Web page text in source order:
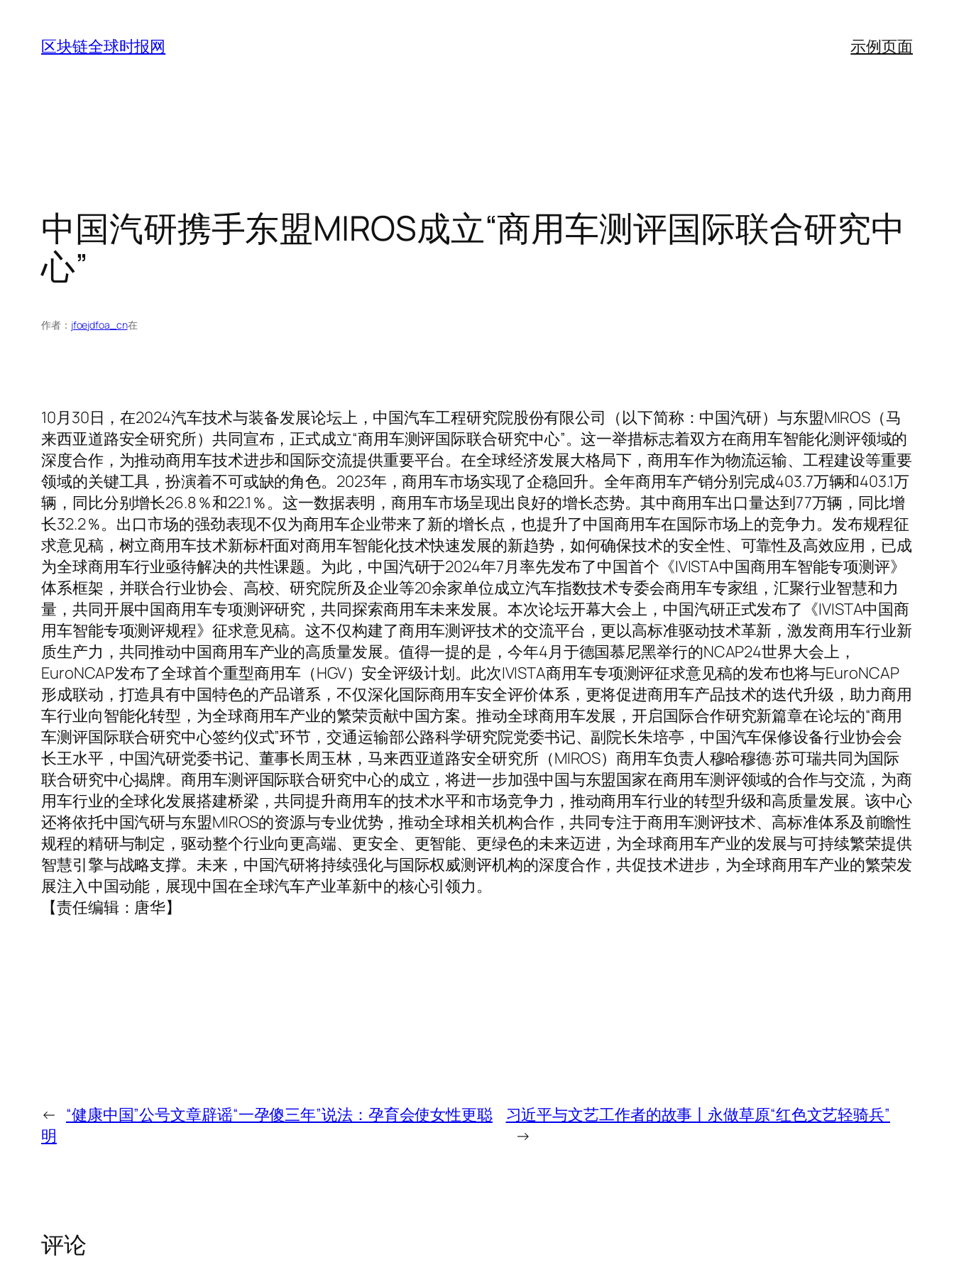
区块链全球时报网 示例页面
中国汽研携手东盟MIROS成立“商用车测评国际联合研究中
心”
作者： jfoejdfoa_cn在
10月30日，在2024汽车技术与装备发展论坛上，中国汽车工程研究院股份有限公司（以下简称：中国汽研）与东盟MIROS（马
来西亚道路安全研究所）共同宣布，正式成立“商用车测评国际联合研究中心”。这一举措标志着双方在商用车智能化测评领域的
深度合作，为推动商用车技术进步和国际交流提供重要平台。在全球经济发展大格局下，商用车作为物流运输、工程建设等重要
领域的关键工具，扮演着不可或缺的角色。2023年，商用车市场实现了企稳回升。全年商用车产销分别完成403.7万辆和403.1万
辆，同比分别增长26.8％和22.1％。这一数据表明，商用车市场呈现出良好的增长态势。其中商用车出口量达到77万辆，同比增
长32.2％。出口市场的强劲表现不仅为商用车企业带来了新的增长点，也提升了中国商用车在国际市场上的竞争力。发布规程征
求意见稿，树立商用车技术新标杆面对商用车智能化技术快速发展的新趋势，如何确保技术的安全性、可靠性及高效应用，已成
为全球商用车行业亟待解决的共性课题。为此，中国汽研于2024年7月率先发布了中国首个《IVISTA中国商用车智能专项测评》
体系框架，并联合行业协会、高校、研究院所及企业等20余家单位成立汽车指数技术专委会商用车专家组，汇聚行业智慧和力
量，共同开展中国商用车专项测评研究，共同探索商用车未来发展。本次论坛开幕大会上，中国汽研正式发布了《IVISTA中国商
用车智能专项测评规程》征求意见稿。这不仅构建了商用车测评技术的交流平台，更以高标准驱动技术革新，激发商用车行业新
质生产力，共同推动中国商用车产业的高质量发展。值得一提的是，今年4月于德国慕尼黑举行的NCAP24世界大会上，
EuroNCAP发布了全球首个重型商用车（HGV）安全评级计划。此次IVISTA商用车专项测评征求意见稿的发布也将与EuroNCAP
形成联动，打造具有中国特色的产品谱系，不仅深化国际商用车安全评价体系，更将促进商用车产品技术的迭代升级，助力商用
车行业向智能化转型，为全球商用车产业的繁荣贡献中国方案。推动全球商用车发展，开启国际合作研究新篇章在论坛的“商用
车测评国际联合研究中心签约仪式”环节，交通运输部公路科学研究院党委书记、副院长朱培亭，中国汽车保修设备行业协会会
长王水平，中国汽研党委书记、董事长周玉林，马来西亚道路安全研究所（MIROS）商用车负责人穆哈穆德·苏可瑞共同为国际
联合研究中心揭牌。商用车测评国际联合研究中心的成立，将进一步加强中国与东盟国家在商用车测评领域的合作与交流，为商
用车行业的全球化发展搭建桥梁，共同提升商用车的技术水平和市场竞争力，推动商用车行业的转型升级和高质量发展。该中心
还将依托中国汽研与东盟MIROS的资源与专业优势，推动全球相关机构合作，共同专注于商用车测评技术、高标准体系及前瞻性
规程的精研与制定，驱动整个行业向更高端、更安全、更智能、更绿色的未来迈进，为全球商用车产业的发展与可持续繁荣提供
智慧引擎与战略支撑。未来，中国汽研将持续强化与国际权威测评机构的深度合作，共促技术进步，为全球商用车产业的繁荣发
展注入中国动能，展现中国在全球汽车产业革新中的核心引领力。
【责任编辑：唐华】
← “健康中国”公号文章辟谣“一孕傻三年”说法：孕育会使女性更聪
明
习近平与文艺工作者的故事丨永做草原“红色文艺轻骑兵”
→
评论